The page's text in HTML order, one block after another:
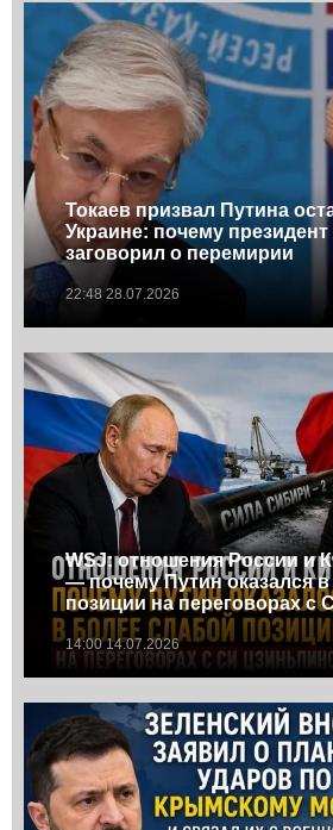
Токаев призвал Путина
Украине: почему президент
заговорил о перемирии
22:48 28.07.2026
WSJ: отношения России и
— почему Путин оказался
позиции на переговорах с
14:00 14.07.2026